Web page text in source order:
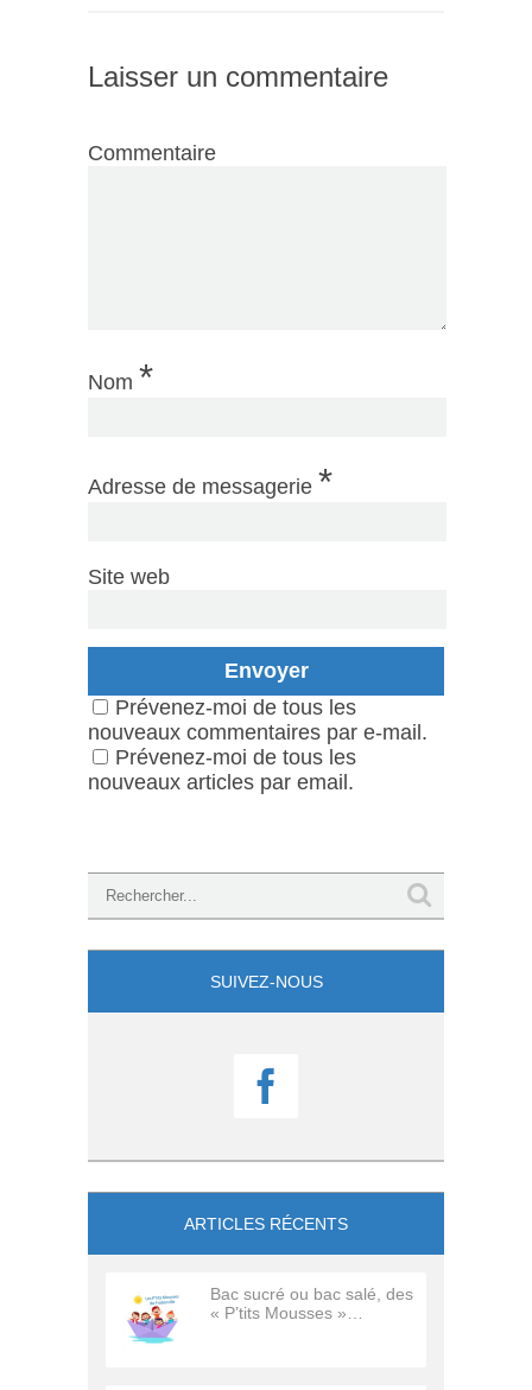
Laisser un commentaire
Commentaire
Nom *
Adresse de messagerie *
Site web
Prévenez-moi de tous les
nouveaux commentaires par e-mail.
Prévenez-moi de tous les
nouveaux articles par email.
SUIVEZ-NOUS

ARTICLES RÉCENTS
Bac sucré ou bac salé, des
« P’tits Mousses »…